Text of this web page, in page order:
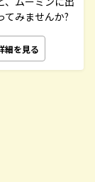
みませんか?
細を見る